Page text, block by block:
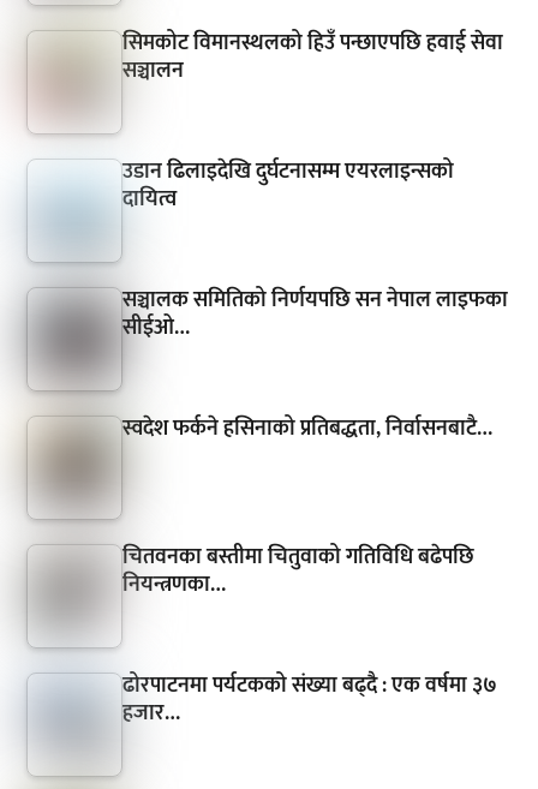
सिमकोट विमानस्थलको हिउँ पन्छाएपछि हवाई सेवा
सञ्चालन
उडान ढिलाइदेखि दुर्घटनासम्म एयरलाइन्सको
दायित्व
सञ्चालक समितिको निर्णयपछि सन नेपाल लाइफका
सीईओ…
स्वदेश फर्कने हसिनाको प्रतिबद्धता, निर्वासनबाटै…
चितवनका बस्तीमा चितुवाको गतिविधि बढेपछि
नियन्त्रणका…
ढोरपाटनमा पर्यटकको संख्या बढ्दै : एक वर्षमा ३७
हजार…